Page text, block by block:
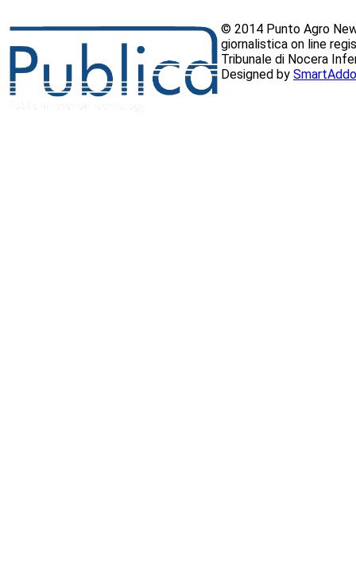
© 2014 Punto Agro
giornalistica on line
Tribunale di Nocera
Designed by